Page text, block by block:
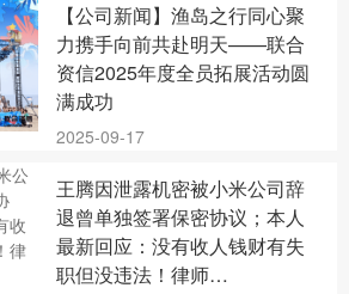
【公司新闻】渔岛之行同心聚
力携手向前共赴明天——联合
资信2025年度全员拓展活动圆
满成功
2025-09-17
王腾因泄露机密被小米公司辞
退曾单独签署保密协议；本人
最新回应：没有收人钱财有失
职但没违法！律师…